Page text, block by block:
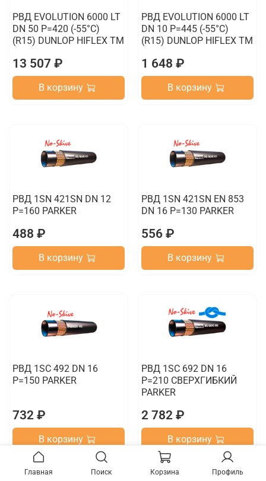
РВД EVOLUTION 6000 LT
DN 50 P=420 (-55°C)
(R15) DUNLOP HIFLEX TM
13 507 ₽
В корзину
РВД EVOLUTION 6000 LT
DN 10 P=445 (-55°C)
(R15) DUNLOP HIFLEX TM
1 648 ₽
В корзину
РВД 1SN 421SN DN 12
P=160 PARKER
488 ₽
В корзину
РВД 1SN 421SN EN 853
DN 16 P=130 PARKER
556 ₽
В корзину
РВД 1SC 492 DN 16
P=150 PARKER
732 ₽
В корзину
РВД 1SC 692 DN 16
P=210 СВЕРХГИБКИЙ
PARKER
2 782 ₽
В корзину
Главная Поиск Корзина Профиль